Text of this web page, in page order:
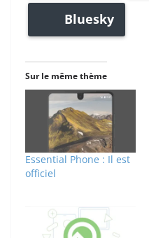
Bluesky
Sur le même thème
Essential Phone : Il est
officiel